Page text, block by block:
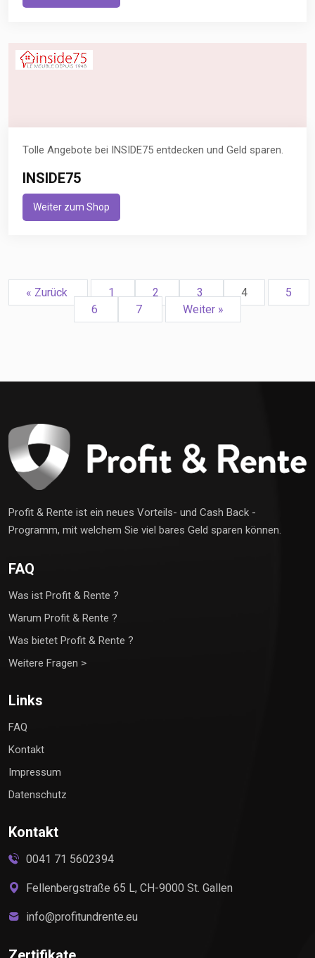
Tolle Angebote bei INSIDE75 entdecken und Geld sparen.
INSIDE75
Weiter zum Shop
« Zurück 1 2 3 4
5
6
7 Weiter »
Profit & Rente ist ein neues Vorteils- und Cash Back -
Programm, mit welchem Sie viel bares Geld sparen können.
FAQ
Was ist Profit & Rente ?
Warum Profit & Rente ?
Was bietet Profit & Rente ?
Weitere Fragen >
Links
FAQ
Kontakt
Impressum
Datenschutz
Kontakt
0041 71 5602394
Fellenbergstraße 65 L, CH-9000 St. Gallen
info@profitundrente.eu